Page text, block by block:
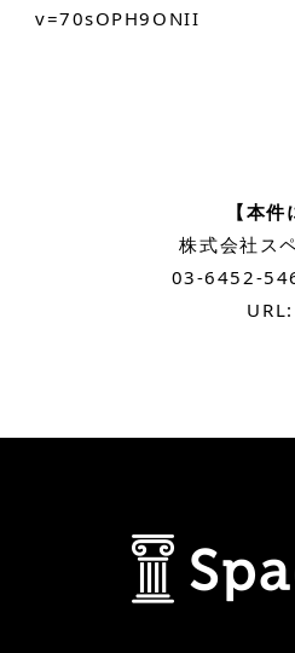
v=70sOPH9ONII
【本
株式会社ス
03-6452-
URL: